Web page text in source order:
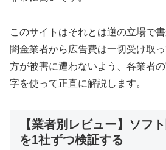
このサイトはそれとは逆の立場で
闇金業者から広告費は一切受け取
方が被害に遭わないよう、各業者
字を使って正直に解説します。
【業者別レビュー】ソフ
を1社ずつ検証する